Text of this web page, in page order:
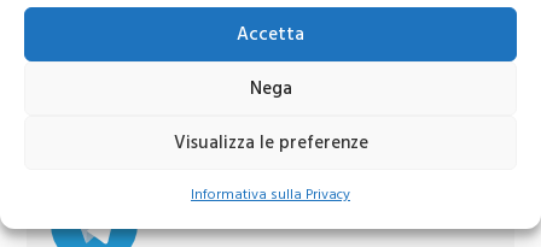
Accetta
Nega
Visualizza le preferenze
Informativa sulla Privacy
Azioni banche europee da mettere nel mirino nei